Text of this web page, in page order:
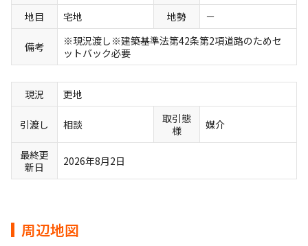
地目 宅地 地勢 －
備考
※現況渡し※建築基準法第42条第2項道路のためセ
ットバック必要
現況 更地
引渡し 相談
取引態
様
媒介
最終更
新日
2026年8月2日
周辺地図